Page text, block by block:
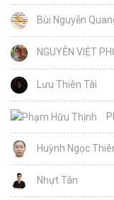
Bùi Nguyễn
NGUYỄN VIỆT
Lưu Thiên Tài
Huỳnh Ngọc
Nhựt Tân